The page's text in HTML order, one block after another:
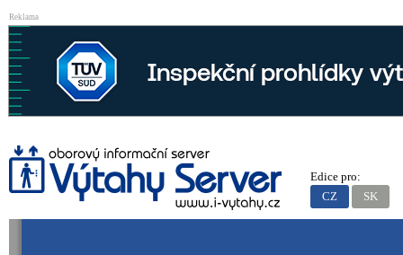
Reklama
Edice pro:
CZ
SK